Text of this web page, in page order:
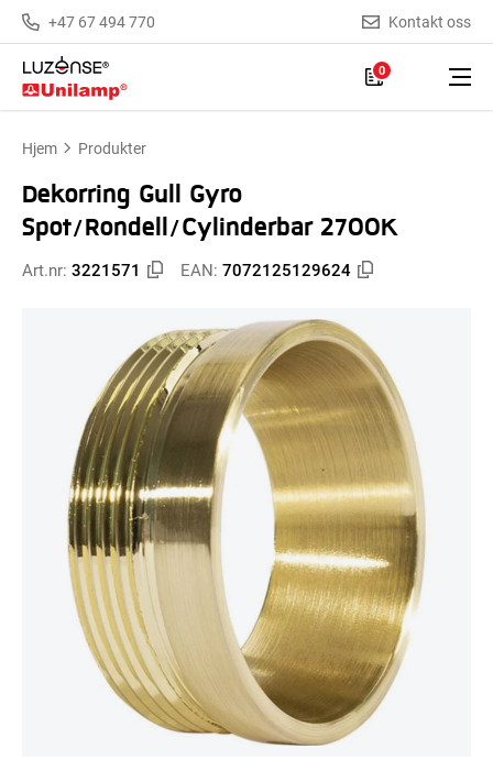
+47 67 494 770 Kontakt oss
0
Hjem Produkter
Dekorring Gull Gyro
Spot/Rondell/Cylinderbar 2700K
Art.nr: 3221571 EAN: 7072125129624